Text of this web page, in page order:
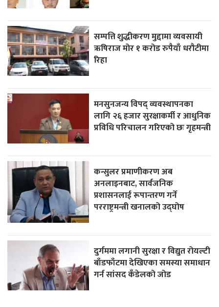
सम्पत्ति शुद्धीकरण मुद्दामा व्यवसायी
ऋषिराज मोर १ करोड रुपैयाँ धरौटीमा
रिहा
मनसुनजन्य विपद् व्यवस्थापनका
लागि २६ हजार सुरक्षाकर्मी र आधुनिक
प्रविधि परिचालन गरिएको छः गृहमन्त्री
कन्सुलर प्रमाणीकरण अब
अनलाइनबाट, सार्वजनिक
प्रशासनलाई रूपान्तरण गर्ने
परराष्ट्रमन्त्री खनालको उद्घोष
दुर्गममा लगानी सुरक्षा र विद्युत रोयल्टी
बाँडफाँटमा देखिएका समस्या समाधान
गर्न सांसद कँडेलको जोड